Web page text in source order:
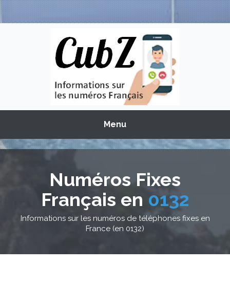
Menu
Numéros Fixes
Français en 0132
Informations sur les numéros de téléphones fixes en
France (en 0132)